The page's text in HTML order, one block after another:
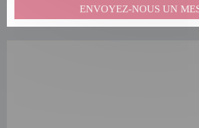
ENVOYEZ-NOUS UN